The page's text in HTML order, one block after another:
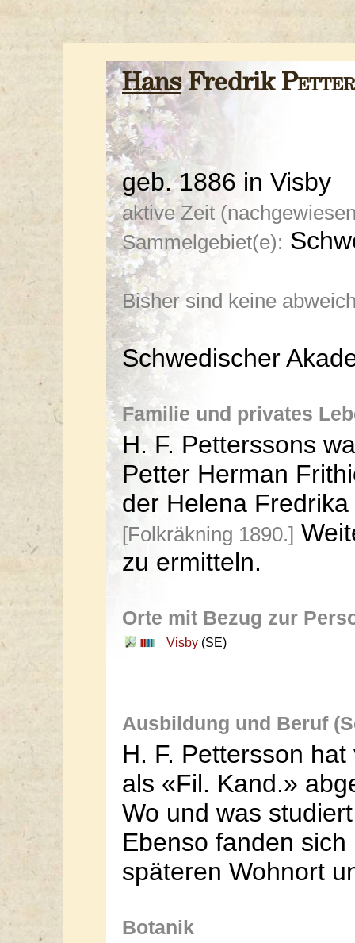
HansFredrik
geb. 1886 in Visby
aktive Zeit
Sammelgebiet(e):
Bisher sind keine
Schwedischer
Familie und privates
H. F. Petterssons
Petter Herman
der Helena
[Folkräkning 1890.]
zu ermitteln.
Orte mit Bezug zur
Visby (SE)
Ausbildung und Beruf
H. F. Pettersson
als «Fil. Kand.»
Wo und was
Ebenso fanden
späteren Wohnort
Botanik